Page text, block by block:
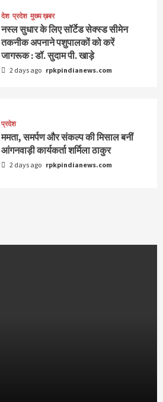
देश प्रदेश मुख्य ख़बर
नस्ल सुधार के लिए सॉर्टेड सेक्स्ड सीमेन
तकनीक अपनाने पशुपालकों को करें
जागरूक : डॉ. सुदाम पी. खाड़े
2 days ago rpkpindianews.com
प्रदेश
ममता, समर्पण और संकल्प की मिसाल बनीं
आंगनवाड़ी कार्यकर्ता शर्मिला ठाकुर
2 days ago rpkpindianews.com